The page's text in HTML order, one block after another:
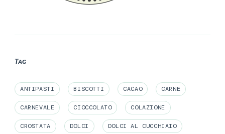
Tag
ANTIPASTI BISCOTTI CACAO CARNE
CARNEVALE CIOCCOLATO COLAZIONE
CROSTATA DOLCI DOLCI AL CUCCHIAIO